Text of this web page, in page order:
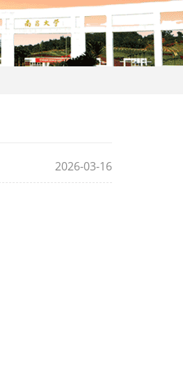
2026-03-16